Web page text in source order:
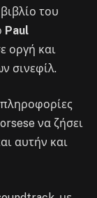
του
Paul
οργή και
σινεφίλ.
να ζήσει
αυτήν και